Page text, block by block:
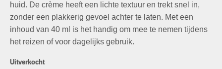
huid. De crème heeft een lichte textuur en trekt snel in,
zonder een plakkerig gevoel achter te laten. Met een
inhoud van 40 ml is het handig om mee te nemen tijdens
het reizen of voor dagelijks gebruik.
Uitverkocht